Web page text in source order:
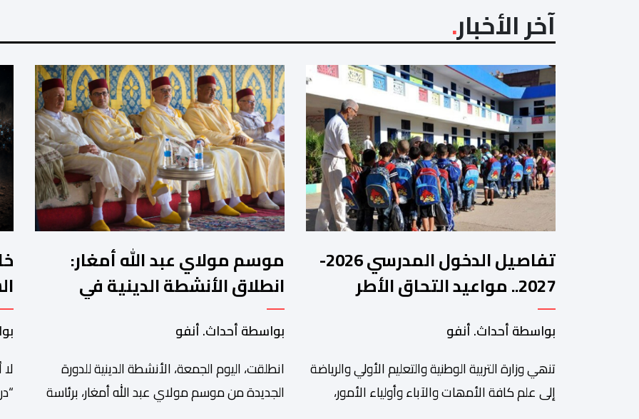
آخر الأخبار
تفاصيل الدخول المدرسي 2026-
2027.. مواعيد التحاق الأطر
والتلاميذ بالمؤسسات التعليمية
بواسطة أحداث. أنفو
تنھي وزارة التربیة الوطنیة والتعلیم الأولي والریاضة
إلى علم كافة الأمھات والآباء وأولیاء الأمور،
موسم مولاي عبد الله أمغار:
انطلاق الأنشطة الدينية في
أجواء من الخشوع الروحي
بواسطة أحداث. أنفو
انطلقت، اليوم الجمعة، الأنشطة الدينية للدورة
الجديدة من موسم مولاي عبد الله أمغار، برئاسة